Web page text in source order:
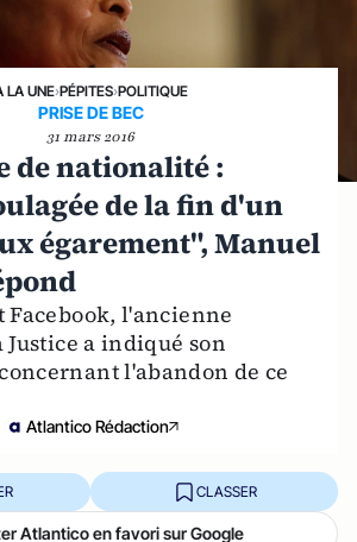
LA UNE›PÉPITES›POLITIQUE
PRISE DE BEC
31 mars 2016
de nationalité :
de la fin d'un
égarement", Manuel
l'ancienne
a indiqué son
l'abandon de ce
Atlantico Rédaction
CLASSER
Atlantico en favori sur Google